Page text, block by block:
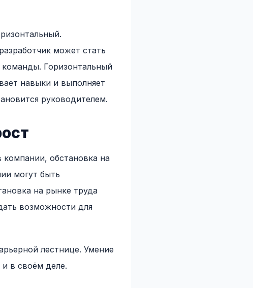
может стать
Горизонтальный
навыки и выполняет
руководителем.
обстановка на
могут быть
на рынке труда
возможности для
лестнице. Умение
в своём деле.